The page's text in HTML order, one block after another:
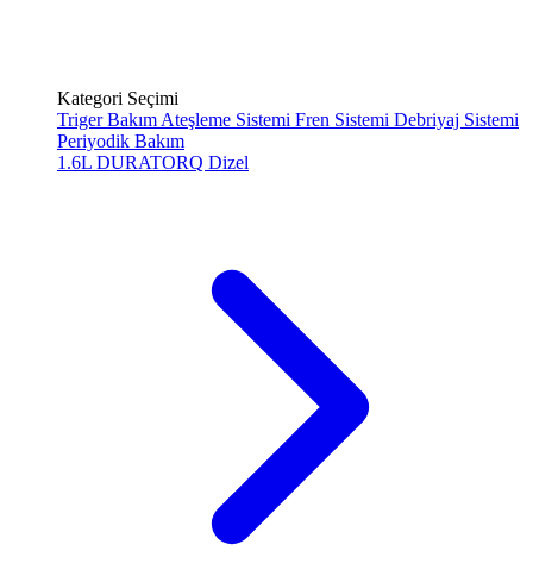
Kategori Seçimi
Triger Bakım Ateşleme Sistemi Fren Sistemi Debriyaj Sistemi
Periyodik Bakım
1.6L DURATORQ Dizel